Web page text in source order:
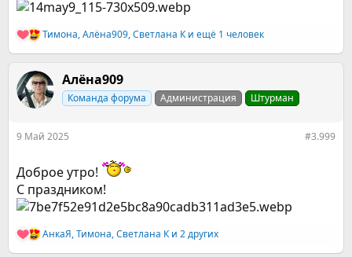
Р
е
к
ц
и
Тимона,Алёна909,Светлана Ки ещё 1 человек
Алёна909
Команда форума Администрация Штурман
9 Май 2025 #3.999
Доброе утро!
С праздником!
Р
е
АнкаЯ,Тимона,Светлана Ки 2 других